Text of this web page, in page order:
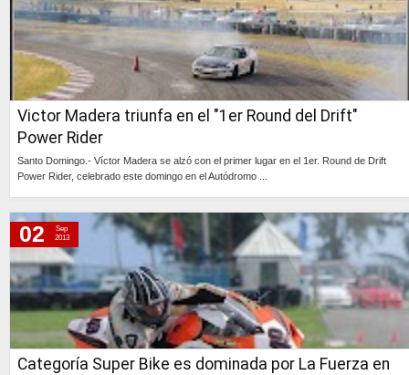
Victor Madera triunfa en el "1er Round del Drift"
Power Rider
Santo Domingo.- Víctor Madera se alzó con el primer lugar en el 1er. Round de Drift
Power Rider, celebrado este domingo en el Autódromo ...
Categoría Super Bike es dominada por La Fuerza en
02
Sep
2013